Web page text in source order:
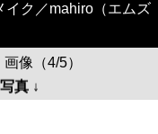
ク／mahiro（エムズ
像（4/5）
真 ↓